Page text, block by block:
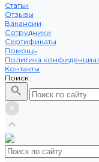
Статьи
Отзывы
Вакансии
Сотрудники
Сертификаты
Помощь
Политика
Контакты
Поиск